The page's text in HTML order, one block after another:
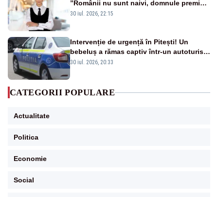
”Românii nu sunt naivi, domnule premier
Bolojan”
30 iul. 2026, 22:15
Intervenție de urgență în Pitești! Un
bebeluș a rămas captiv într-un autoturism
din cauza unei defecțiuni
30 iul. 2026, 20:33
CATEGORII POPULARE
Actualitate
Politica
Economie
Social